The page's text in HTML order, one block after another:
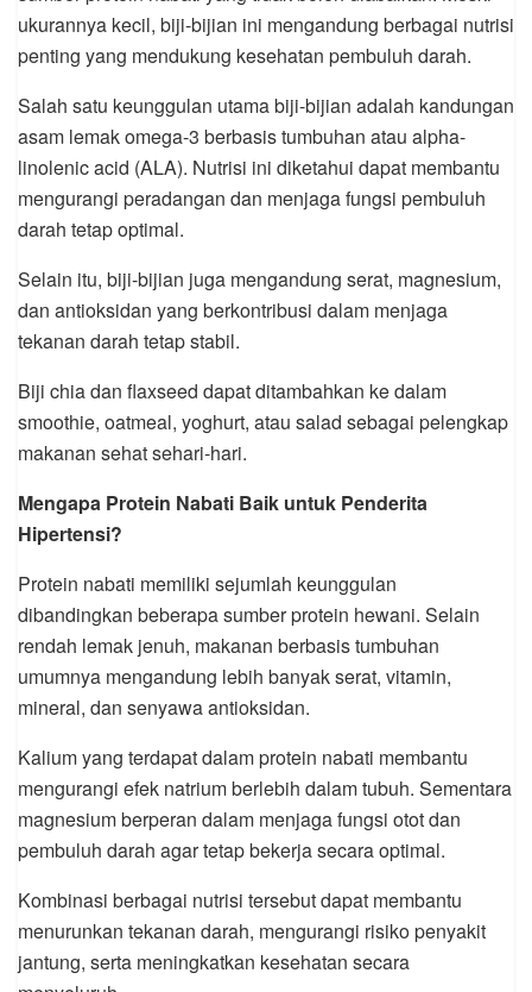
ukurannya kecil, biji-bijian ini mengandung berbagai nutrisi
penting yang mendukung kesehatan pembuluh darah.
Salah satu keunggulan utama biji-bijian adalah kandungan
asam lemak omega-3 berbasis tumbuhan atau alpha-
linolenic acid (ALA). Nutrisi ini diketahui dapat membantu
mengurangi peradangan dan menjaga fungsi pembuluh
darah tetap optimal.
Selain itu, biji-bijian juga mengandung serat, magnesium,
dan antioksidan yang berkontribusi dalam menjaga
tekanan darah tetap stabil.
Biji chia dan flaxseed dapat ditambahkan ke dalam
smoothie, oatmeal, yoghurt, atau salad sebagai pelengkap
makanan sehat sehari-hari.
Mengapa Protein Nabati Baik untuk Penderita
Hipertensi?
Protein nabati memiliki sejumlah keunggulan
dibandingkan beberapa sumber protein hewani. Selain
rendah lemak jenuh, makanan berbasis tumbuhan
umumnya mengandung lebih banyak serat, vitamin,
mineral, dan senyawa antioksidan.
Kalium yang terdapat dalam protein nabati membantu
mengurangi efek natrium berlebih dalam tubuh. Sementara
magnesium berperan dalam menjaga fungsi otot dan
pembuluh darah agar tetap bekerja secara optimal.
Kombinasi berbagai nutrisi tersebut dapat membantu
menurunkan tekanan darah, mengurangi risiko penyakit
jantung, serta meningkatkan kesehatan secara